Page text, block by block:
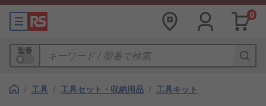
0
型番
/ 工具 / 工具セット・収納用品 / 工具キット